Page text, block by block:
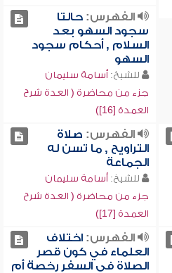
الفهرس:حالتا
سجود السهو بعد
السلام , أحكام سجود
السهو
للشيخ: أسامة سليمان
جزء من محاضرة ( العدة شرح
العمدة [16])
الفهرس: صلاة
التراويح , ما تسن له
الجماعة
للشيخ: أسامة سليمان
جزء من محاضرة ( العدة شرح
العمدة [17])
الفهرس:اختلاف
العلماء في كون قصر
الصلاة في السفر رخصة أم